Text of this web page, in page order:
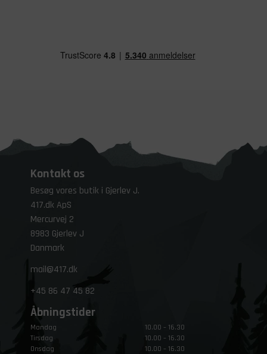
Kontakt os
Besøg vores butik i Gjerlev J.
417.dk ApS
Mercurvej 2
8983 Gjerlev J
Danmark
mail@417.dk
+45 86 47 45 82
Åbningstider
Mandag
10.00 – 16.30
Tirsdag
10.00 – 16.30
Onsdag
10.00 – 16.30